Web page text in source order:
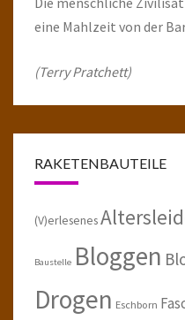
eine Mahlzeit von der
(Terry Pratchett)
RAKETENBAUTEILE
(V)erlesenes
Baustelle Bloggen
Drogen Eschborn